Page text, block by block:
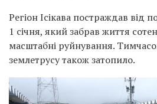
Регіон Ісікава постраждав від
1 січня, який забрав життя
масштабні руйнування.
землетрусу також затопило.